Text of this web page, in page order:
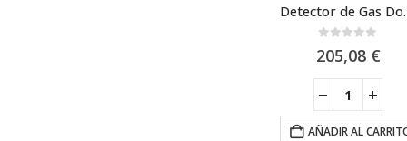
Detector de Gas
205,08 €
AÑADIR AL